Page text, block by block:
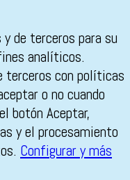
de terceros para su
analíticos.
terceros con políticas
o no cuando
botón Aceptar,
y el procesamiento
Configurar y más